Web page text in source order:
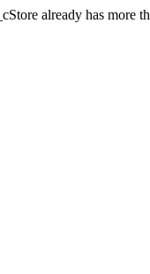
already has more